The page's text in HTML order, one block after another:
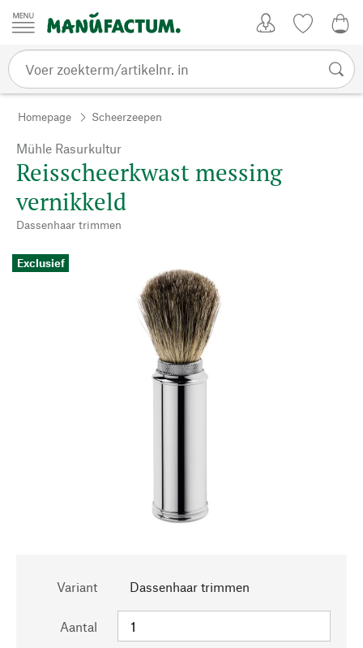
Passer au contenu
Homepage Scheerzeepen
Mühle Rasurkultur
Reisscheerkwast messing
vernikkeld
Dassenhaar trimmen
Exclusief
Variant Dassenhaar trimmen
Aantal